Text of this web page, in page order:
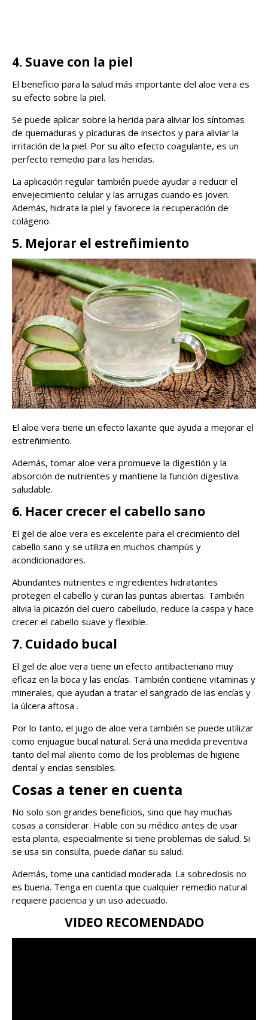
4. Suave con la piel
El beneficio para la salud más importante del aloe vera es
su efecto sobre la piel.
Se puede aplicar sobre la herida para aliviar los síntomas
de quemaduras y picaduras de insectos y para aliviar la
irritación de la piel. Por su alto efecto coagulante, es un
perfecto remedio para las heridas.
La aplicación regular también puede ayudar a reducir el
envejecimiento celular y las arrugas cuando es joven.
Además, hidrata la piel y favorece la recuperación de
colágeno.
5. Mejorar el estreñimiento
El aloe vera tiene un efecto laxante que ayuda a mejorar el
estreñimiento.
Además, tomar aloe vera promueve la digestión y la
absorción de nutrientes y mantiene la función digestiva
saludable.
6. Hacer crecer el cabello sano
El gel de aloe vera es excelente para el crecimiento del
cabello sano y se utiliza en muchos champús y
acondicionadores.
Abundantes nutrientes e ingredientes hidratantes
protegen el cabello y curan las puntas abiertas. También
alivia la picazón del cuero cabelludo, reduce la caspa y hace
crecer el cabello suave y flexible.
7. Cuidado bucal
El gel de aloe vera tiene un efecto antibacteriano muy
eficaz en la boca y las encías. También contiene vitaminas y
minerales, que ayudan a tratar el sangrado de las encías y
la úlcera aftosa .
Por lo tanto, el jugo de aloe vera también se puede utilizar
como enjuague bucal natural. Será una medida preventiva
tanto del mal aliento como de los problemas de higiene
dental y encías sensibles.
Cosas a tener en cuenta
No solo son grandes beneficios, sino que hay muchas
cosas a considerar. Hable con su médico antes de usar
esta planta, especialmente si tiene problemas de salud. Si
se usa sin consulta, puede dañar su salud.
Además, tome una cantidad moderada. La sobredosis no
es buena. Tenga en cuenta que cualquier remedio natural
requiere paciencia y un uso adecuado.
VIDEO RECOMENDADO